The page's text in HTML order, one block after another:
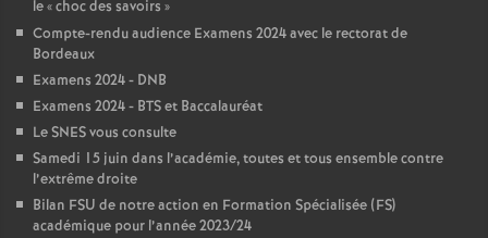
le «choc des savoirs »
Compte-rendu audience Examens 2024 avec le rectorat de
Bordeaux
Examens 2024 - DNB
Examens 2024 - BTS et Baccalauréat
Le SNES vous consulte
Samedi 15 juin dans l’académie, toutes et tous ensemble contre
l’extrême droite
Bilan FSU de notre action en Formation Spécialisée (FS)
académique pour l’année 2023/24